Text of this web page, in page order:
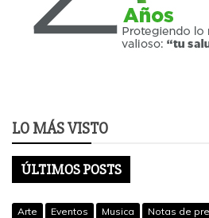
LO MÁS VISTO
ÚLTIMOS POSTS
Arte Eventos Musica Notas de